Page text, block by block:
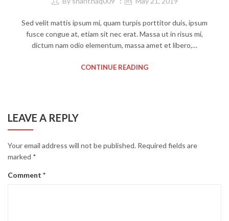
Sed velit mattis ipsum mi, quam turpis porttitor duis, ipsum
fusce congue at, etiam sit nec erat. Massa ut in risus mi,
dictum nam odio elementum, massa amet et libero,…
CONTINUE READING
LEAVE A REPLY
Your email address will not be published. Required fields are
marked *
Comment *